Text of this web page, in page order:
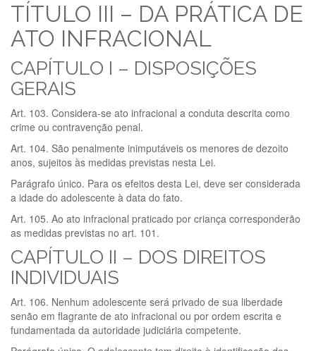
TÍTULO III – DA PRÁTICA DE
ATO INFRACIONAL
CAPÍTULO I – DISPOSIÇÕES
GERAIS
Art. 103. Considera-se ato infracional a conduta descrita como
crime ou contravenção penal.
Art. 104. São penalmente inimputáveis os menores de dezoito
anos, sujeitos às medidas previstas nesta Lei.
Parágrafo único. Para os efeitos desta Lei, deve ser considerada
a idade do adolescente à data do fato.
Art. 105. Ao ato infracional praticado por criança corresponderão
as medidas previstas no art. 101.
CAPÍTULO II – DOS DIREITOS
INDIVIDUAIS
Art. 106. Nenhum adolescente será privado de sua liberdade
senão em flagrante de ato infracional ou por ordem escrita e
fundamentada da autoridade judiciária competente.